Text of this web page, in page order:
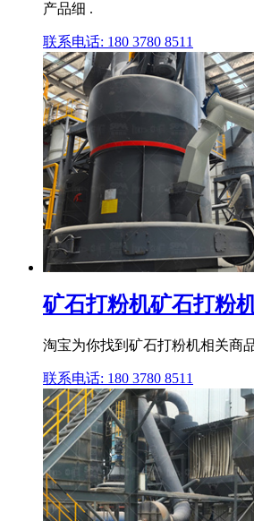
产品细 .
联系电话: 180 3780 8511
矿石打粉机矿石打粉
淘宝为你找到矿石打粉机相关商
联系电话: 180 3780 8511